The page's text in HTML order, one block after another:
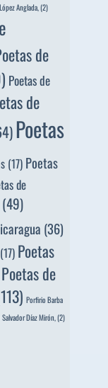
Anglada, (2)
de
Poetas de
de
Poetas
(17) Poetas
de
(49)
(36)
(17) Poetas
Poetas de
Porfirio Barba
Salvador Díaz Mirón, (2)